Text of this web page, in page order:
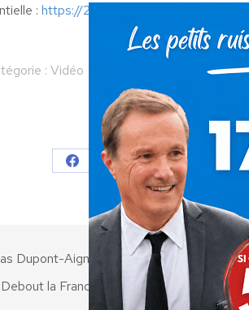
: https://2022nda.fr/
: Vidéo Nicolas Dupont-Aignan
Partager cet article
Partager
Facebook
Partager
sur
X
Partager
sur
PinterestLinkedIn
Dupont-Aignan
la France